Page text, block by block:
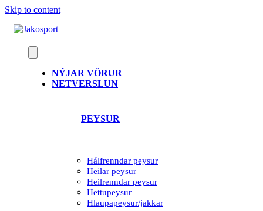
Skip to content
NÝJAR VÖRUR
NETVERSLUN
PEYSUR
Hálfrenndar peysur
Heilar peysur
Heilrenndar peysur
Hettupeysur
Hlaupapeysur/jakkar